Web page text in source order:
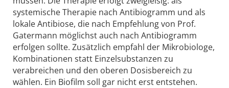
systemische Therapie nach Antibiogramm und als
lokale Antibiose, die nach Empfehlung von Prof.
Gatermann möglichst auch nach Antibiogramm
erfolgen sollte. Zusätzlich empfahl der Mikrobiologe,
Kombinationen statt Einzelsubstanzen zu
verabreichen und den oberen Dosisbereich zu
wählen. Ein Biofilm soll gar nicht erst entstehen.